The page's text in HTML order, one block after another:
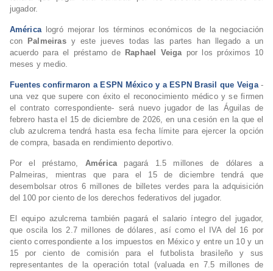
jugador.
América
logró mejorar los términos económicos de la negociación
con
Palmeiras y este jueves todas las partes han llegado a un
acuerdo para el préstamo de
Raphael Veiga por los próximos 10
meses y medio.
Fuentes confirmaron a ESPN México y a ESPN Brasil que Veiga -
una vez que supere con éxito el reconocimiento médico y se firmen
el contrato correspondiente- será nuevo jugador de las Águilas de
febrero hasta el 15 de diciembre de 2026, en una cesión en la que el
club azulcrema tendrá hasta esa fecha límite para ejercer la opción
de compra, basada en rendimiento deportivo.
Por el préstamo, América
pagará 1.5 millones de dólares a
Palmeiras, mientras que para el 15 de diciembre tendrá que
desembolsar otros 6 millones de billetes verdes para la adquisición
del 100 por ciento de los derechos federativos del jugador.
El equipo azulcrema también pagará el salario íntegro del jugador,
que oscila los 2.7 millones de dólares, así como el IVA del 16 por
ciento correspondiente a los impuestos en México y entre un 10 y un
15 por ciento de comisión para el futbolista brasileño y sus
representantes de la operación total (valuada en 7.5 millones de